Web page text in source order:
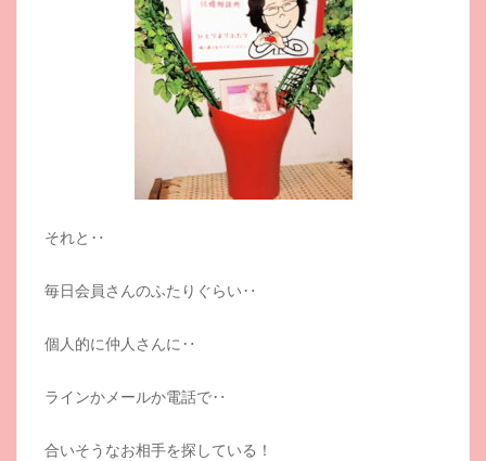
それと‥
毎日会員さんのふたりぐらい‥
個人的に仲人さんに‥
ラインかメールか電話で‥
合いそうなお相手を探している！